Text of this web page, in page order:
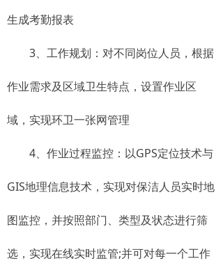
生成考勤报表
3、工作规划：对不同岗位人员，根据
作业需求及区域卫生特点，设置作业区
域，实现环卫一张网管理
4、作业过程监控：以GPS定位技术与
GIS地理信息技术，实现对保洁人员实时地
图监控，并按照部门、类型及状态进行筛
选，实现在线实时监管;并可对每一个工作